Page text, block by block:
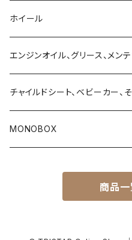
ホイール
ハイエース200系
タウンエース
デリカ D5
ランドクルーザー・プラド150系
エンジンオイル、グリース、メン
4ストローク用エンジンオイル
2ストローク用エンジンオイル
サスペンションフルード
チャイルドシート、ベビーカー
乳児用ベビーシート
トラベルシステム（ベビーシー
MONOBOX
商品一